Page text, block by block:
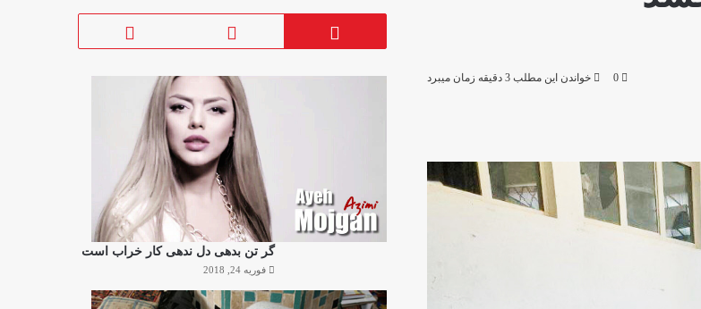
0 خواندن این مطلب 3 دقیقه زمان میبرد
گر تن بدهی دل ندهی کار خراب است
فوریه 24, 2018